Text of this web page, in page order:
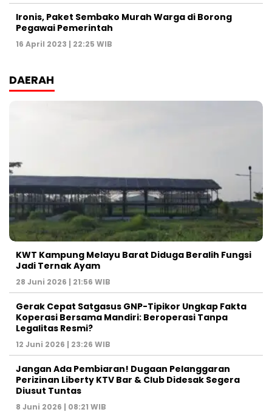
Ironis, Paket Sembako Murah Warga di Borong
Pegawai Pemerintah
16 April 2023 | 22:25 WIB
DAERAH
KWT Kampung Melayu Barat Diduga Beralih Fungsi
Jadi Ternak Ayam
28 Juni 2026 | 21:56 WIB
Gerak Cepat Satgasus GNP-Tipikor Ungkap Fakta
Koperasi Bersama Mandiri: Beroperasi Tanpa
Legalitas Resmi?
12 Juni 2026 | 23:26 WIB
Jangan Ada Pembiaran! Dugaan Pelanggaran
Perizinan Liberty KTV Bar & Club Didesak Segera
Diusut Tuntas
8 Juni 2026 | 08:21 WIB